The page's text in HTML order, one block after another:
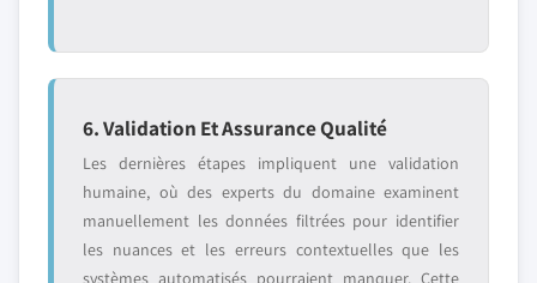
6. Validation Et Assurance Qualité
Les dernières étapes impliquent une validation
humaine, où des experts du domaine examinent
manuellement les données filtrées pour identifier
les nuances et les erreurs contextuelles que les
systèmes automatisés pourraient manquer. Cette